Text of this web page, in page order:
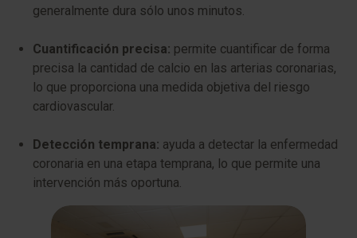
generalmente dura sólo unos minutos.
Cuantificación precisa: permite cuantificar de forma
precisa la cantidad de calcio en las arterias coronarias,
lo que proporciona una medida objetiva del riesgo
cardiovascular.
Detección temprana: ayuda a detectar la enfermedad
coronaria en una etapa temprana, lo que permite una
intervención más oportuna.